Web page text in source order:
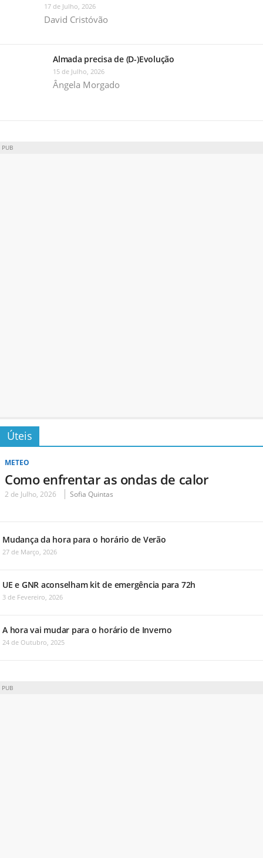
17 de Julho, 2026
David Cristóvão
Almada precisa de (D-)Evolução
15 de Julho, 2026
Ângela Morgado
PUB
Úteis
METEO
Como enfrentar as ondas de calor
2 de Julho, 2026 Sofia Quintas
Mudança da hora para o horário de Verão
27 de Março, 2026
UE e GNR aconselham kit de emergência para 72h
3 de Fevereiro, 2026
A hora vai mudar para o horário de Inverno
24 de Outubro, 2025
PUB